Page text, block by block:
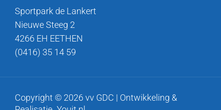
Sportpark de Lankert
Nieuwe Steeg 2
4266 EH EETHEN
(0416) 35 14 59
Copyright © 2026 vv GDC | Ontwikkeling &